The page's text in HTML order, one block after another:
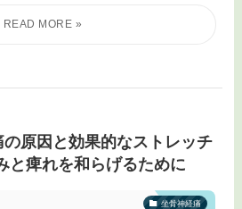
原因と効果的なストレッチ
痺れを和らげるために
坐骨神経痛